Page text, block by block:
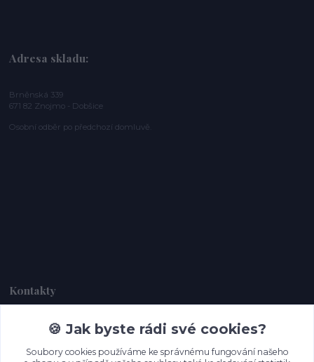
Adresa skladu:
Brněnská 339
671 82 Znojmo - Dobšice
Osobní odběr po předchozí domluvě.
Kontakty
Dagmar Handlová
+420 734 380 930
(Po-Ne, 8-20 hod.)
🍪 Jak byste rádi své cookies?
Soubory cookies používáme ke správnému fungování našeho